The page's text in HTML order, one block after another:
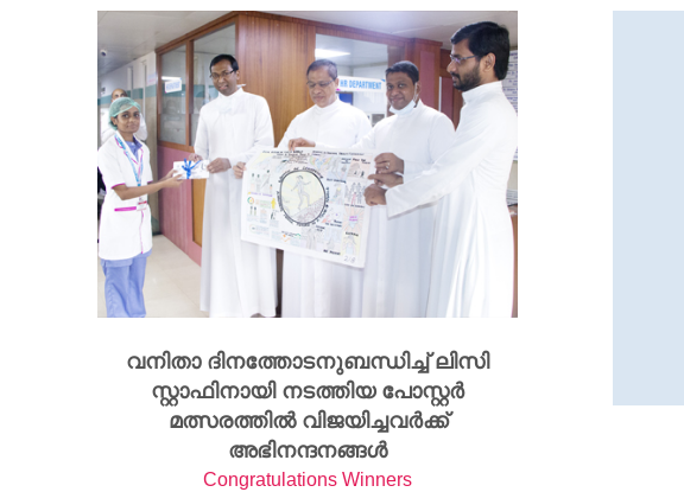
വനിതാ ദിനത്തോടനുബന്ധിച്ച് ലിസി
സ്റ്റാഫിനായി നടത്തിയ പോസ്റ്റർ
മത്സരത്തിൽ വിജയിച്ചവർക്ക്
അഭിനന്ദനങ്ങൾ
Congratulations Winners